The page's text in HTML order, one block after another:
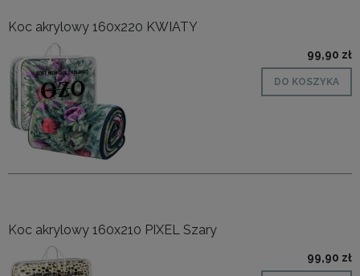
Koc akrylowy 160x220 KWIATY
99,90 zł
DO KOSZYKA
Koc akrylowy 160x210 PIXEL Szary
99,90 zł